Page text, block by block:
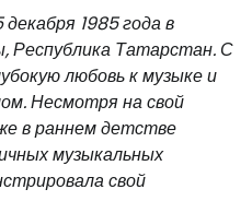
декабря 1985 года в
Республика Татарстан. С
любовь к музыке и
Несмотря на свой
в раннем детстве
музыкальных
свой